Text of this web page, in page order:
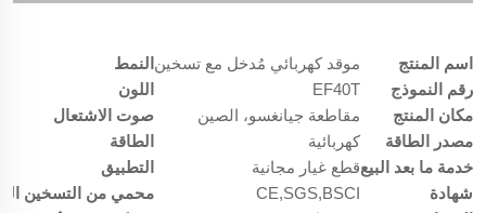
اسم المنتج موقد كهربائي مُدخل مع تسخين النمط
رقم النموذج
EF40T
اللون
مكان المنتج
مقاطعة جيانغسو، الصين
صوت الاشتعال
مصدر الطاقة
كهربائية
الطاقة
خدمة ما بعد البيعقطع غيار مجانية
التطبيق
شهادة
CE,SGS,BSCI
محمي من التسخين